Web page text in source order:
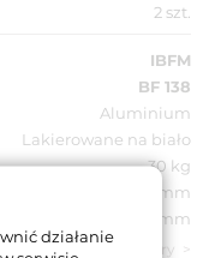
2 szt.
IBFM
BF 138
Aluminium
Lakierowane na biało
30 kg
180 mm
50 mm
wszystkie parametry
działanie